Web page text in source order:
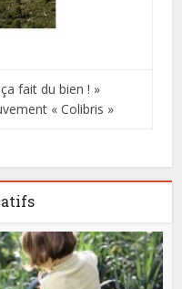
fait du bien ! »
« Colibris »